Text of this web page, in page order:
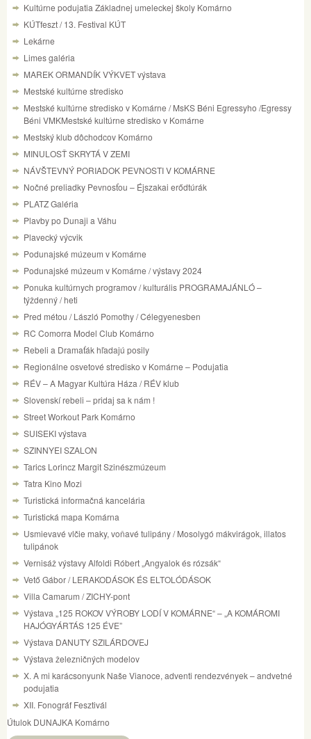
Kultúrne podujatia Základnej umeleckej školy Komárno
KÚTfeszt / 13. Festival KÚT
Lekárne
Limes galéria
MAREK ORMANDÍK VÝKVET výstava
Mestské kultúrne stredisko
Mestské kultúrne stredisko v Komárne / MsKS Béni Egressyho /Egressy
Béni VMKMestské kultúrne stredisko v Komárne
Mestský klub dôchodcov Komárno
MINULOSŤ SKRYTÁ V ZEMI
NÁVŠTEVNÝ PORIADOK PEVNOSTI V KOMÁRNE
Nočné preliadky Pevnosťou – Éjszakai erődtúrák
PLATZ Galéria
Plavby po Dunaji a Váhu
Plavecký výcvik
Podunajské múzeum v Komárne
Podunajské múzeum v Komárne / výstavy 2024
Ponuka kultúrnych programov / kulturális PROGRAMAJÁNLÓ –
týždenný / heti
Pred métou / László Pomothy / Célegyenesben
RC Comorra Model Club Komárno
Rebeli a Dramaťák hľadajú posily
Regionálne osvetové stredisko v Komárne – Podujatia
RÉV – A Magyar Kultúra Háza / RÉV klub
Slovenskí rebeli – pridaj sa k nám !
Street Workout Park Komárno
SUISEKI výstava
SZINNYEI SZALON
Tarics Lorincz Margit Szinészmúzeum
Tatra Kino Mozi
Turistická informačná kancelária
Turistická mapa Komárna
Usmievavé vlčie maky, voňavé tulipány / Mosolygó mákvirágok, illatos
tulipánok
Vernisáž výstavy Alfoldi Róbert „Angyalok és rózsák“
Vető Gábor / LERAKODÁSOK ÉS ELTOLÓDÁSOK
Villa Camarum / ZICHY-pont
Výstava „125 ROKOV VÝROBY LODÍ V KOMÁRNE“ – „A KOMÁROMI
HAJÓGYÁRTÁS 125 ÉVE”
Výstava DANUTY SZILÁRDOVEJ
Výstava železničných modelov
X. A mi karácsonyunk Naše Vianoce, adventi rendezvények – andvetné
podujatia
XII. Fonográf Fesztivál
Útulok DUNAJKA Komárno